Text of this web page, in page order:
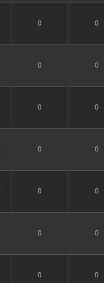
0 0
0 0
0 0
0 0
0 0
0 0
0 0